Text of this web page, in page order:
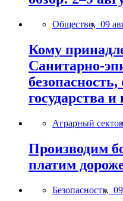
Общество, 09
Кому
Санитарно-
государства
Аграрный
Производим
платим
Безопасность,